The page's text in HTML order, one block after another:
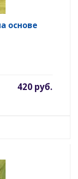
основе
420 руб.